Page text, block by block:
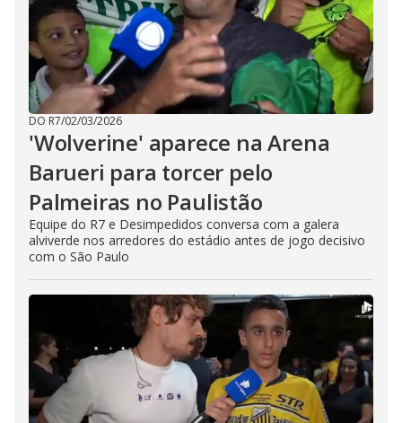
DO R7/02/03/2026
'Wolverine' aparece na Arena
Barueri para torcer pelo
Palmeiras no Paulistão
Equipe do R7 e Desimpedidos conversa com a galera
alviverde nos arredores do estádio antes de jogo decisivo
com o São Paulo